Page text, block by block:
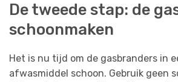
De tweede stap: de
schoonmaken
Het is nu tijd om de gasbranders in
afwasmiddel schoon. Gebruik geen